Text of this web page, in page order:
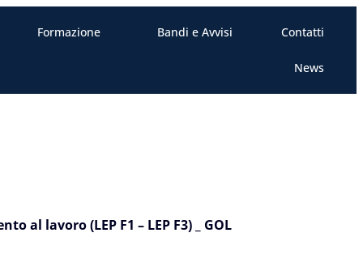
Formazione Bandi e Avvisi Contatti
News
al lavoro (LEP F1 – LEP F3) _ GOL